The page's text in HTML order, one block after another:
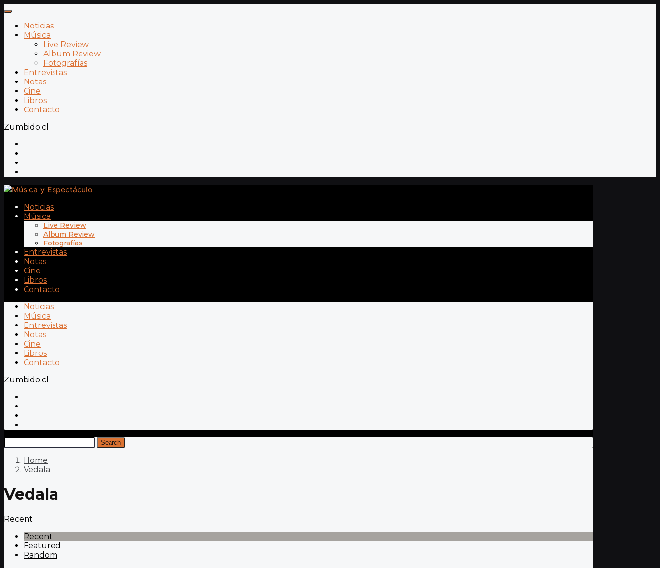
Noticias
Música
Live Review
Album Review
Fotografías
Entrevistas
Notas
Cine
Libros
Contacto
Zumbido.cl
Noticias
Música
Live Review
Album Review
Fotografías
Entrevistas
Notas
Cine
Libros
Contacto
Noticias
Música
Entrevistas
Notas
Cine
Libros
Contacto
Zumbido.cl
Search
Home
Vedala
Vedala
Recent
Recent
Featured
Random